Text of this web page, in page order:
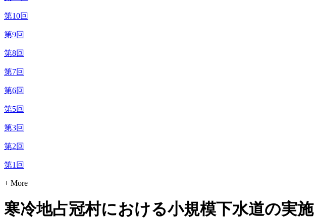
第10回
第9回
第8回
第7回
第6回
第5回
第3回
第2回
第1回
+ More
寒冷地占冠村における小規模下水道の実施